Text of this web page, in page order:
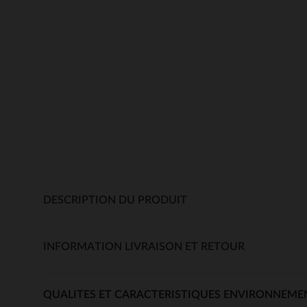
DESCRIPTION DU PRODUIT
INFORMATION LIVRAISON ET RETOUR
QUALITES ET CARACTERISTIQUES